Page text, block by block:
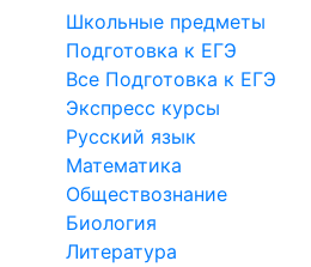
Школьные предметы
Подготовка к ЕГЭ
Все Подготовка к ЕГЭ
Экспресс курсы
Русский язык
Математика
Обществознание
Биология
Литература